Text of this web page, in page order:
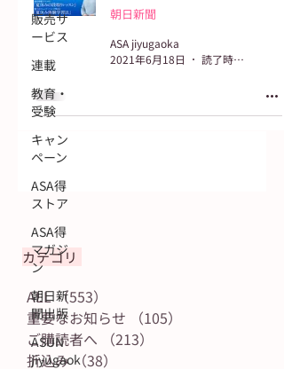
販売サ
ービス
連載
教育・
受験
キャン
ペーン
ASA得
ストア
ASA得
マガジ
ン
朝日新
聞出版
ASUN
jiyugaok
朝日新聞
ASA jiyugaoka
2021年6月18日
読了時間: 1分
カテゴリ
ALL （553）
重要なお知らせ
（105）
ご購読者へ
（213）
折込み（38）